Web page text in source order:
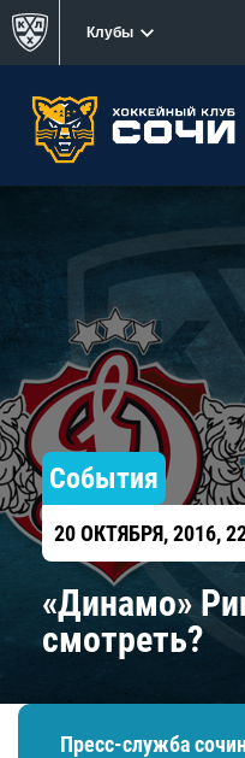
Клубы
События
20 ОКТЯБРЯ, 2016,
«Динамо»
смотреть?
Пресс-служба